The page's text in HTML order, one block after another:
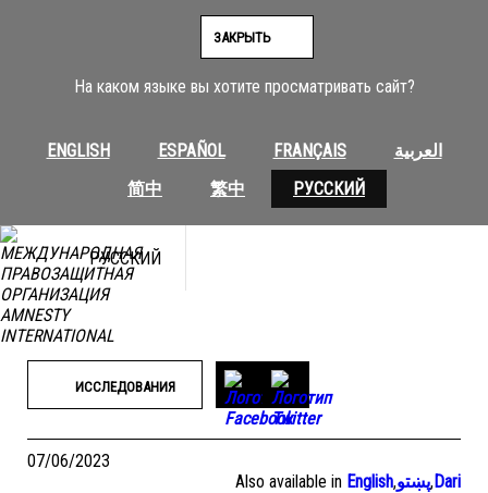
На каком языке вы хотите просматривать сайт?
ENGLISH ESPAÑOL FRANÇAIS
العربية
简中
繁中 РУССКИЙ
ЗАКРЫТЬ
РУССКИЙ
ИССЛЕДОВАНИЯ
07/06/2023
Also available in English,پښتو,Dari